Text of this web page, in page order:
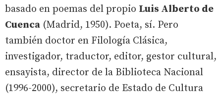
basado en poemas del propio Luis Alberto de
Cuenca (Madrid, 1950). Poeta, sí. Pero
también doctor en Filología Clásica,
investigador, traductor, editor, gestor cultural,
ensayista, director de la Biblioteca Nacional
(1996-2000), secretario de Estado de Cultura